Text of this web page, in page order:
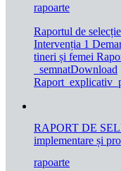
rapoarte
Raportul de
Intervenția 1
tineri și femei
_semnatDownload
RAPORT DE
implementare și
rapoarte